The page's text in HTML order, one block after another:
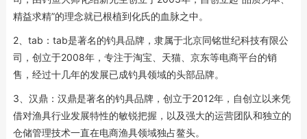
精益求精”的理念就已根植到化氏的血脉之中。
2、tab：tab是著名的钓具品牌，隶属于北京同铭世纪科技有限公
司，创立于2008年，专注于淘宝、天猫、京东等电商平台的销
售，经过十几年的发展已成钓具领域的头部品牌。
3、汉鼎：汉鼎是著名的钓具品牌，创立于2012年，自创立以来凭
借对渔具行业发展特性的敏锐把握，以及强大的运营团队和独立的
仓储管理技术一直在电商渔具领域独占鳌头。